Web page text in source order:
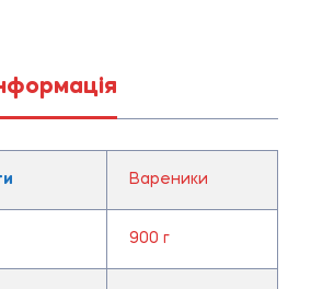
Вареники
900 г